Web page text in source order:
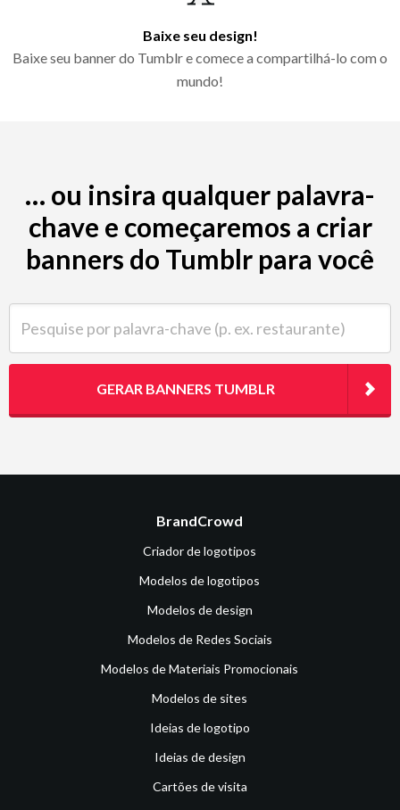
Baixe seu design!
Baixe seu banner do Tumblr e comece a compartilhá-lo com o
mundo!
… ou insira qualquer palavra-
chave e começaremos a criar
banners do Tumblr para você
GERAR BANNERS TUMBLR
BrandCrowd
Criador de logotipos
Modelos de logotipos
Modelos de design
Modelos de Redes Sociais
Modelos de Materiais Promocionais
Modelos de sites
Ideias de logotipo
Ideias de design
Cartões de visita